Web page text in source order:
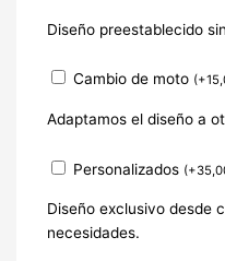
Diseño preestablecido
Cambio de moto (+
Adaptamos el diseño a
Personalizados (+
Diseño exclusivo desde
necesidades.